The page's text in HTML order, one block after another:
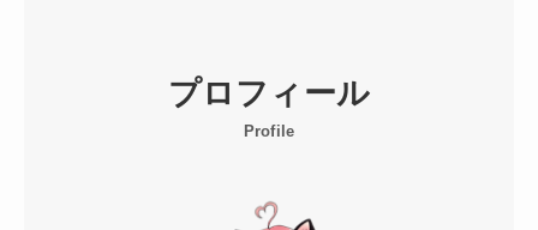
プロフィール
Profile